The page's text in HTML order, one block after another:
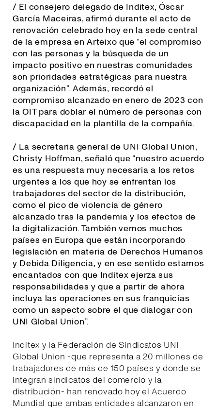
/ El consejero delegado de Inditex, Óscar
García Maceiras, afirmó durante el acto de
renovación celebrado hoy en la sede central
de la empresa en Arteixo que “el compromiso
con las personas y la búsqueda de un
impacto positivo en nuestras comunidades
son prioridades estratégicas para nuestra
organización”. Además, recordó el
compromiso alcanzado en enero de 2023 con
la OIT para doblar el número de personas con
discapacidad en la plantilla de la compañía.
/ La secretaria general de UNI Global Union,
Christy Hoffman, señaló que “nuestro acuerdo
es una respuesta muy necesaria a los retos
urgentes a los que hoy se enfrentan los
trabajadores del sector de la distribución,
como el pico de violencia de género
alcanzado tras la pandemia y los efectos de
la digitalización. También vemos muchos
países en Europa que están incorporando
legislación en materia de Derechos Humanos
y Debida Diligencia, y en ese sentido estamos
encantados con que Inditex ejerza sus
responsabilidades y que a partir de ahora
incluya las operaciones en sus franquicias
como un aspecto sobre el que dialogar con
UNI Global Union”.
Inditex y la Federación de Sindicatos UNI
Global Union -que representa a 20 millones de
trabajadores de más de 150 países y donde se
integran sindicatos del comercio y la
distribución- han renovado hoy el Acuerdo
Mundial que ambas entidades alcanzaron en